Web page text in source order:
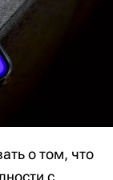
о том, что
с